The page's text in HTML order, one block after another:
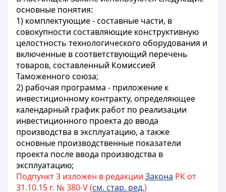
основные понятия:
1) комплектующие - составные части, в
совокупности составляющие конструктивную
целостность технологического оборудования и
включенные в соответствующий перечень
товаров, составленный Комиссией
Таможенного союза;
2) рабочая программа - приложение к
инвестиционному контракту, определяющее
календарный график работ по реализации
инвестиционного проекта до ввода
производства в эксплуатацию, а также
основные производственные показатели
проекта после ввода производства в
эксплуатацию;
Подпункт 3 изложен в редакции Закона РК от
31.10.15 г. № 380-V (см. стар. ред.)